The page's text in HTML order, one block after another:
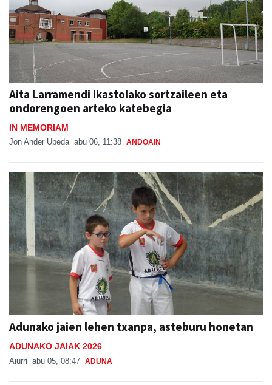
Aita Larramendi ikastolako sortzaileen eta
ondorengoen arteko katebegia
IN MEMORIAM
Jon Ander Ubeda abu 06, 11:38 ANDOAIN
Adunako jaien lehen txanpa, asteburu honetan
ADUNAKO JAIAK 2026
Aiurri abu 05, 08:47 ADUNA